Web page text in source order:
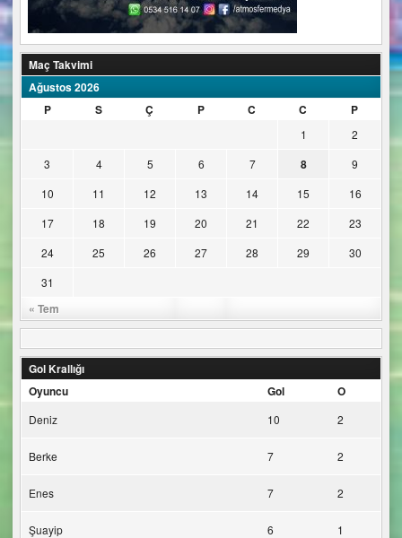
Maç Takvimi
Ağustos 2026
P
S Ç P C C P
« Tem
1
2
3
4 5 6 7 8
9
10
11 12 13 14 15
16
17
18 19 20 21 22
23
24
25 26 27 28 29
30
31
Gol Krallığı
Oyuncu
Gol O
Deniz 10 2
Berke 7 2
Enes 7 2
Şuayip 6 1